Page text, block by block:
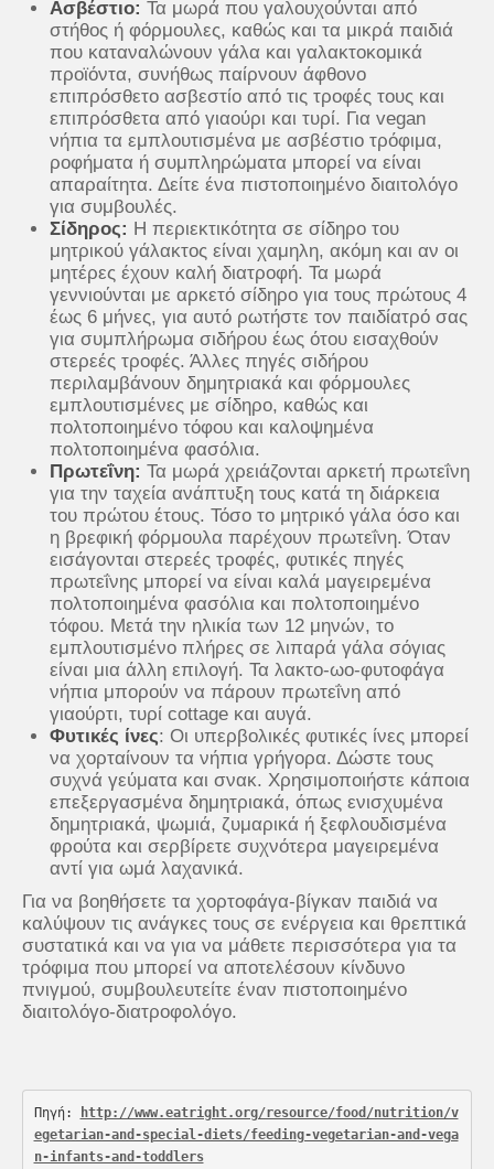
Ασβέστιο: Τα μωρά που γαλουχούνται από
στήθος ή φόρμουλες, καθώς και τα μικρά παιδιά
που καταναλώνουν γάλα και γαλακτοκομικά
προϊόντα, συνήθως παίρνουν άφθονο
επιπρόσθετο ασβεστίο από τις τροφές τους και
επιπρόσθετα από γιαούρι και τυρί. Για vegan
νήπια τα εμπλουτισμένα με ασβέστιο τρόφιμα,
ροφήματα ή συμπληρώματα μπορεί να είναι
απαραίτητα. Δείτε ένα πιστοποιημένο διαιτολόγο
για συμβουλές.
Σίδηρος: Η περιεκτικότητα σε σίδηρο του
μητρικού γάλακτος είναι χαμηλη, ακόμη και αν οι
μητέρες έχουν καλή διατροφή. Τα μωρά
γεννιούνται με αρκετό σίδηρο για τους πρώτους 4
έως 6 μήνες, για αυτό ρωτήστε τον παιδίατρό σας
για συμπλήρωμα σιδήρου έως ότου εισαχθούν
στερεές τροφές. Άλλες πηγές σιδήρου
περιλαμβάνουν δημητριακά και φόρμουλες
εμπλουτισμένες με σίδηρο, καθώς και
πολτοποιημένο τόφου και καλοψημένα
πολτοποιημένα φασόλια.
Πρωτεΐνη: Τα μωρά χρειάζονται αρκετή πρωτεΐνη
για την ταχεία ανάπτυξη τους κατά τη διάρκεια
του πρώτου έτους. Τόσο το μητρικό γάλα όσο και
η βρεφική φόρμουλα παρέχουν πρωτεΐνη. Όταν
εισάγονται στερεές τροφές, φυτικές πηγές
πρωτεΐνης μπορεί να είναι καλά μαγειρεμένα
πολτοποιημένα φασόλια και πολτοποιημένο
τόφου. Μετά την ηλικία των 12 μηνών, το
εμπλουτισμένο πλήρες σε λιπαρά γάλα σόγιας
είναι μια άλλη επιλογή. Τα λακτο-ωο-φυτοφάγα
νήπια μπορούν να πάρουν πρωτεΐνη από
γιαούρτι, τυρί cottage και αυγά.
Φυτικές ίνες: Οι υπερβολικές φυτικές ίνες μπορεί
να χορταίνουν τα νήπια γρήγορα. Δώστε τους
συχνά γεύματα και σνακ. Χρησιμοποιήστε κάποια
επεξεργασμένα δημητριακά, όπως ενισχυμένα
δημητριακά, ψωμιά, ζυμαρικά ή ξεφλουδισμένα
φρούτα και σερβίρετε συχνότερα μαγειρεμένα
αντί για ωμά λαχανικά.
Για να βοηθήσετε τα χορτοφάγα-βίγκαν παιδιά να
καλύψουν τις ανάγκες τους σε ενέργεια και θρεπτικά
συστατικά και να για να μάθετε περισσότερα για τα
τρόφιμα που μπορεί να αποτελέσουν κίνδυνο
πνιγμού, συμβουλευτείτε έναν πιστοποιημένο
διαιτολόγο-διατροφολόγο.
Πηγή:
http://www.eatright.org/resource/food/nutrition/v
egetarian-and-special-diets/feeding-vegetarian-and-vega
n-infants-and-toddlers